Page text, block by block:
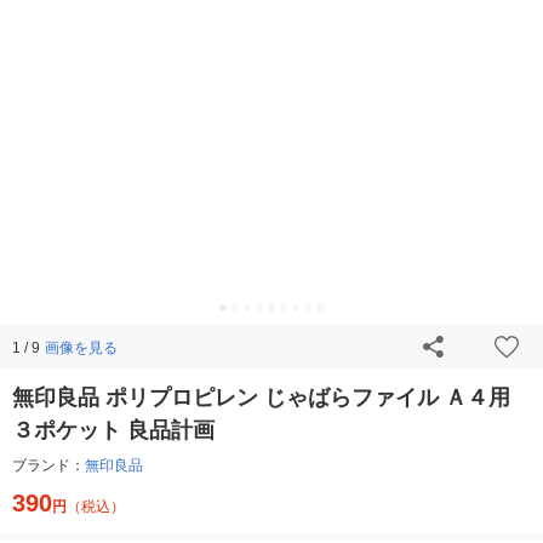
1 / 9 画像を見る
無印良品 ポリプロピレン じゃばらファイル Ａ４用
３ポケット 良品計画
ブランド： 無印良品
390円 （税込）